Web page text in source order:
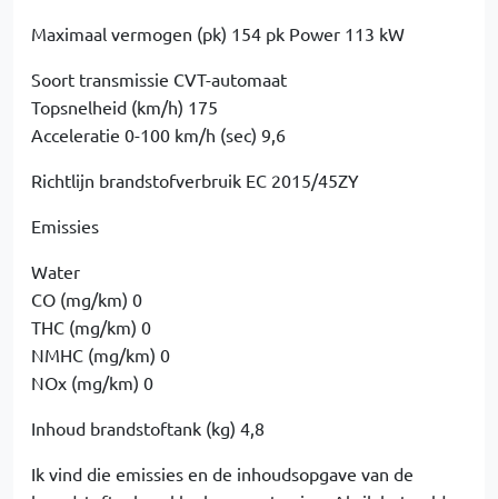
Maximaal vermogen (pk) 154 pk Power 113 kW
Soort transmissie CVT-automaat
Topsnelheid (km/h) 175
Acceleratie 0-100 km/h (sec) 9,6
Richtlijn brandstofverbruik EC 2015/45ZY
Emissies
Water
CO (mg/km) 0
THC (mg/km) 0
NMHC (mg/km) 0
NOx (mg/km) 0
Inhoud brandstoftank (kg) 4,8
Ik vind die emissies en de inhoudsopgave van de